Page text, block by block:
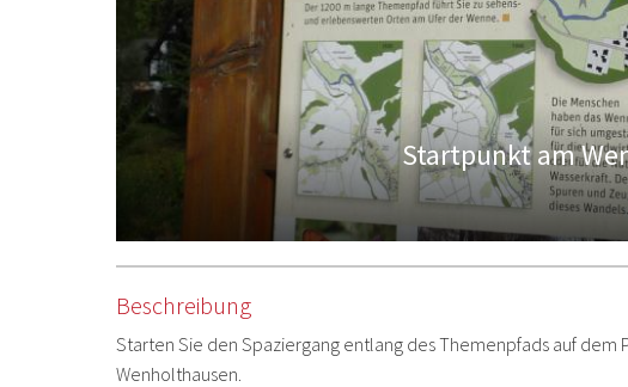
Startpunkt am
Beschreibung
Starten Sie den Spaziergang entlang des Themenpfads auf dem
Wenholthausen.